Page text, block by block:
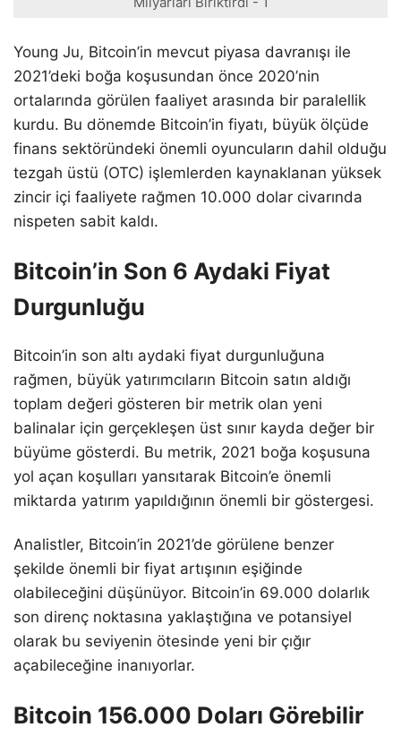
Young Ju, Bitcoin’in mevcut piyasa davranışı ile
2021’deki boğa koşusundan önce 2020’nin
ortalarında görülen faaliyet arasında bir paralellik
kurdu. Bu dönemde Bitcoin’in fiyatı, büyük ölçüde
finans sektöründeki önemli oyuncuların dahil olduğu
tezgah üstü (OTC) işlemlerden kaynaklanan yüksek
zincir içi faaliyete rağmen 10.000 dolar civarında
nispeten sabit kaldı.
Bitcoin’in Son 6 Aydaki Fiyat
Durgunluğu
Bitcoin’in son altı aydaki fiyat durgunluğuna
rağmen, büyük yatırımcıların Bitcoin satın aldığı
toplam değeri gösteren bir metrik olan yeni
balinalar için gerçekleşen üst sınır kayda değer bir
büyüme gösterdi. Bu metrik, 2021 boğa koşusuna
yol açan koşulları yansıtarak Bitcoin’e önemli
miktarda yatırım yapıldığının önemli bir göstergesi.
Analistler, Bitcoin’in 2021’de görülene benzer
şekilde önemli bir fiyat artışının eşiğinde
olabileceğini düşünüyor. Bitcoin’in 69.000 dolarlık
son direnç noktasına yaklaştığına ve potansiyel
olarak bu seviyenin ötesinde yeni bir çığır
açabileceğine inanıyorlar.
Bitcoin 156.000 Doları Görebilir